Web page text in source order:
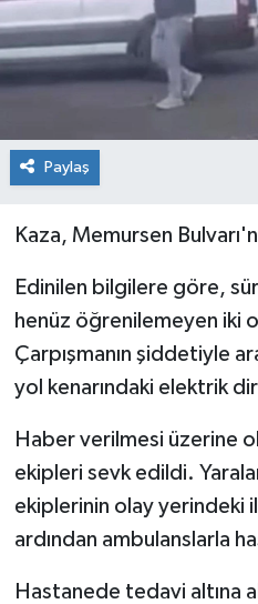
Paylaş
Kaza, Memursen
Edinilen bilgilere göre,
henüz öğrenilemeyen iki
Çarpışmanın şiddetiyle
yol kenarındaki elektrik
Haber verilmesi üzerine
ekipleri sevk edildi.
ekiplerinin olay yerindeki
ardından ambulanslarla
Hastanede tedavi altına
Güncel
Gündem
Kültür & Sanat
KURDÎ
Sağlık
Sağlık & Yaşam
Spor